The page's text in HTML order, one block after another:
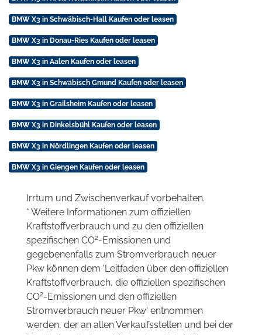
BMW X3 in Schwäbisch-Hall Kaufen oder leasen
BMW X3 in Donau-Ries Kaufen oder leasen
BMW X3 in Aalen Kaufen oder leasen
BMW X3 in Schwäbisch Gmünd Kaufen oder leasen
BMW X3 in Grailsheim Kaufen oder leasen
BMW X3 in Dinkelsbühl Kaufen oder leasen
BMW X3 in Nördlingen Kaufen oder leasen
BMW X3 in Giengen Kaufen oder leasen
Irrtum und Zwischenverkauf vorbehalten.
* Weitere Informationen zum offiziellen
Kraftstoffverbrauch und zu den offiziellen
spezifischen CO2-Emissionen und
gegebenenfalls zum Stromverbrauch neuer
Pkw können dem 'Leitfaden über den offiziellen
Kraftstoffverbrauch, die offiziellen spezifischen
CO2-Emissionen und den offiziellen
Stromverbrauch neuer Pkw' entnommen
werden, der an allen Verkaufsstellen und bei der